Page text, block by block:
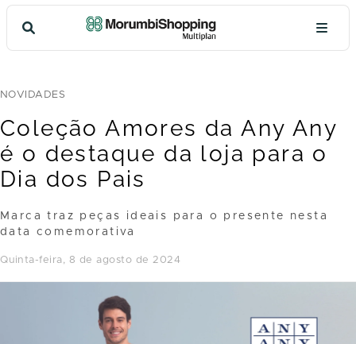
NOVIDADES
Coleção Amores da Any Any
é o destaque da loja para o
Dia dos Pais
Marca traz peças ideais para o presente nesta
data comemorativa
quinta-feira, 8 de agosto de 2024